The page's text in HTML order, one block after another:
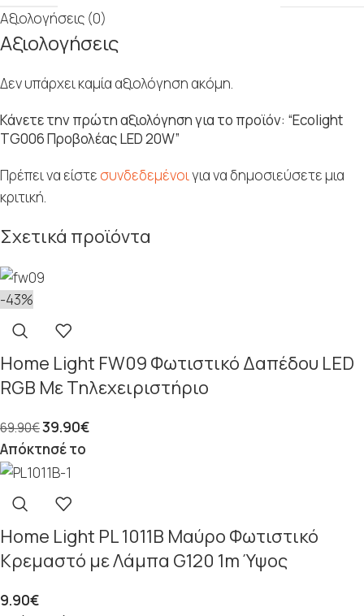
Αξιολογήσεις (0)
Αξιολογήσεις
Δεν υπάρχει καμία αξιολόγηση ακόμη.
Κάνετε την πρώτη αξιολόγηση για το προϊόν: “Ecolight
TG006 Προβολέας LED 20W”
Πρέπει να είστε συνδεδεμένοιγια να δημοσιεύσετε μια
κριτική.
Σχετικά προϊόντα
-43%
Home Light FW09 Φωτιστικό Δαπέδου LED
RGB Με Τηλεχειριστήριο
69.90€39.90€
Απόκτησέ το
Home Light PL 1011Β Μαύρο Φωτιστικό
Κρεμαστό με Λάμπα G120 1m Ύψος
9.90€